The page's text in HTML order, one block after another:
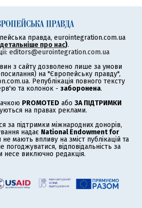
правда, eurointegration.com.ua
детальніше про нас).
editors@eurointegration.com.ua
з сайту дозволено лише за умови
на "Європейську правду",
Републікація повного тексту
та колонок - заборонена.
PROMOTED або ЗА ПІДТРИМКИ
на правах реклами.
за підтримки міжнародних донорів,
надає National Endowment for
мають впливу на зміст публікацій та
погоджуватися, відповідальність за
несе виключно редакція.